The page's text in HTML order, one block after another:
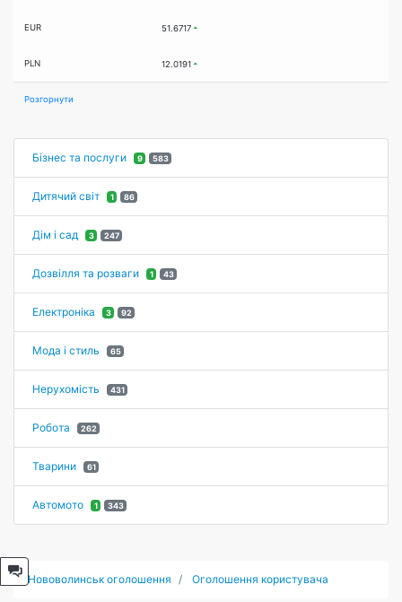
EUR 51.6717
PLN 12.0191
Розгорнути
Бізнес та послуги 9 583
Дитячий світ 1 86
Дім і сад 3 247
Дозвілля та розваги 1 43
Електроніка 3 92
Мода і стиль 65
Нерухомість 431
Робота 262
Тварини 61
Автомото 1 343
Нововолинськ оголошення Оголошення користувача